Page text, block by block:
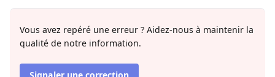
Vous avez repéré une erreur ? Aidez-nous à maintenir la
qualité de notre information.